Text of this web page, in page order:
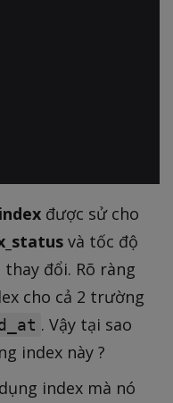
index được sử cho
và tốc độ
đổi. Rõ ràng
cho cả 2 trường
. Vậy tại sao
index này ?
index mà nó